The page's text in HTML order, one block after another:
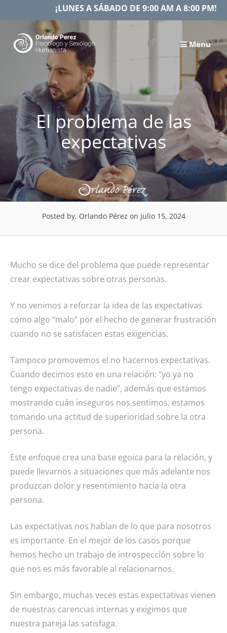
content
¡LUNES A SÁBADO DE 9:00 AM A 8:00 PM!
Menu
El problema de las
expectativas
Posted by, Orlando Pérez on julio 15, 2024
Mucho se dice del problema que puede representar
crear expectativas sobre otras personas.
Y no venimos a reforzar la idea de las expectativas
como algo “malo” por el hecho de generar frustración
cuando no se satisfacen estas exigencias.
Tampoco promovemos el no hacernos expectativas.
Cuando decimos esto en una relación: “yo ya no
tengo expectativas de nadie”, además que estamos
mostrando cuán inseguros nos sentimos, estamos
tomando una actitud de superioridad sobre la otra
persona.
Este enfoque crea una base egoica para la relación, y
puede llevarnos a situaciones que más adelante nos
produzcan dolor y resentimiento hacia la otra
persona.
Las expectativas nos hablan de lo que para nosotros
es importante. En el mejor de los casos porque
hemos hecho un trabajo de introspección sobre lo
que nos es más favorable al relacionarnos.
Sin embargo, muchas veces estas expectativas vienen
de nuestras carencias internas y exigimos que
nuestra pareja las satisfaga.